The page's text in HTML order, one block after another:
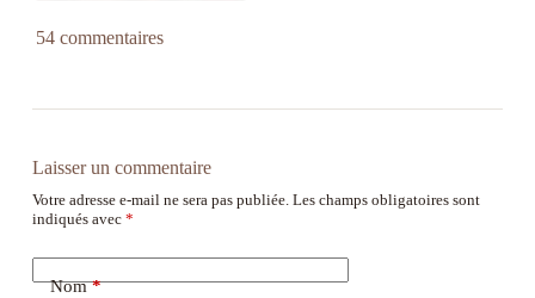
54 commentaires
Laisser un commentaire
Votre adresse e-mail ne sera pas publiée. Les champs obligatoires sont
indiqués avec *
Nom*